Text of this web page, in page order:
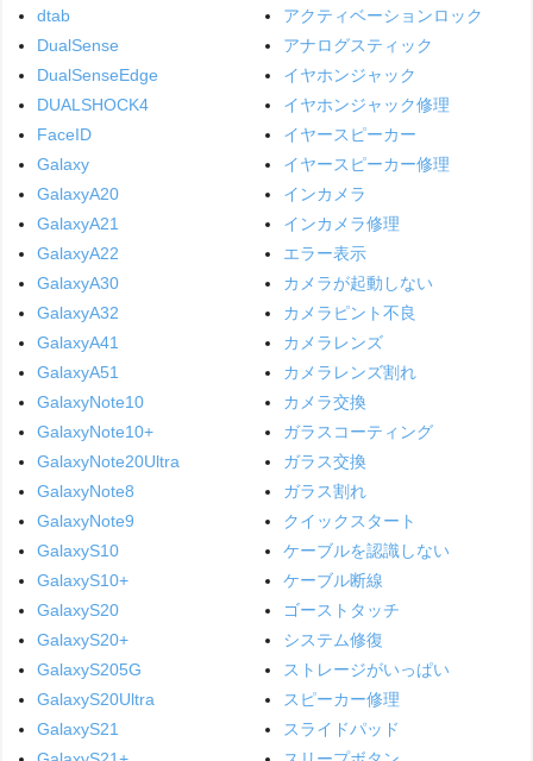
dtab
DualSense
DualSenseEdge
DUALSHOCK4
FaceID
Galaxy
GalaxyA20
GalaxyA21
GalaxyA22
GalaxyA30
GalaxyA32
GalaxyA41
GalaxyA51
GalaxyNote10
GalaxyNote10+
GalaxyNote20Ultra
GalaxyNote8
GalaxyNote9
GalaxyS10
GalaxyS10+
GalaxyS20
GalaxyS20+
GalaxyS205G
GalaxyS20Ultra
GalaxyS21
アクティベーションロック
アナログスティック
イヤホンジャック
イヤホンジャック修理
イヤースピーカー
イヤースピーカー修理
インカメラ
インカメラ修理
エラー表示
カメラが起動しない
カメラピント不良
カメラレンズ
カメラレンズ割れ
カメラ交換
ガラスコーティング
ガラス交換
ガラス割れ
クイックスタート
ケーブルを認識しない
ケーブル断線
ゴーストタッチ
システム修復
ストレージがいっぱい
スピーカー修理
スライドパッド